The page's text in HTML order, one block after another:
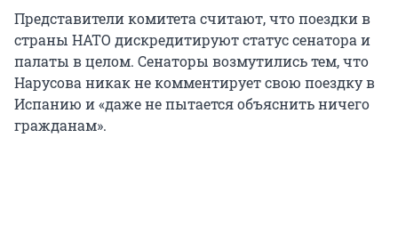
Представители комитета считают, что поездки в
страны НАТО дискредитируют статус сенатора и
палаты в целом. Сенаторы возмутились тем, что
Нарусова никак не комментирует свою поездку в
Испанию и «даже не пытается объяснить ничего
гражданам».